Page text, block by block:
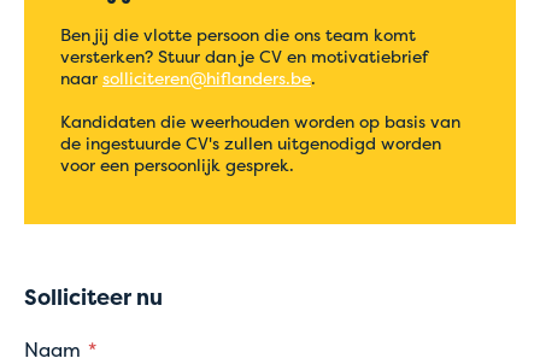
Ben jij die vlotte persoon die ons team komt
versterken? Stuur dan je CV en motivatiebrief
naar solliciteren@hiflanders.be.
Kandidaten die weerhouden worden op basis van
de ingestuurde CV's zullen uitgenodigd worden
voor een persoonlijk gesprek.
Solliciteer nu
Naam